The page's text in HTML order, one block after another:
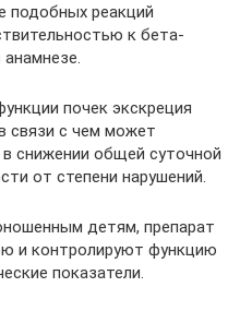
подобных реакций
к бета-
почек экскреция
связи с чем может
снижении общей суточной
от степени нарушений.
детям, препарат
и контролируют функцию
показатели.